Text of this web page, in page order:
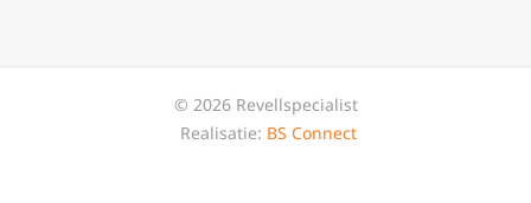
© 2026 Revellspecialist
Realisatie: BS Connect